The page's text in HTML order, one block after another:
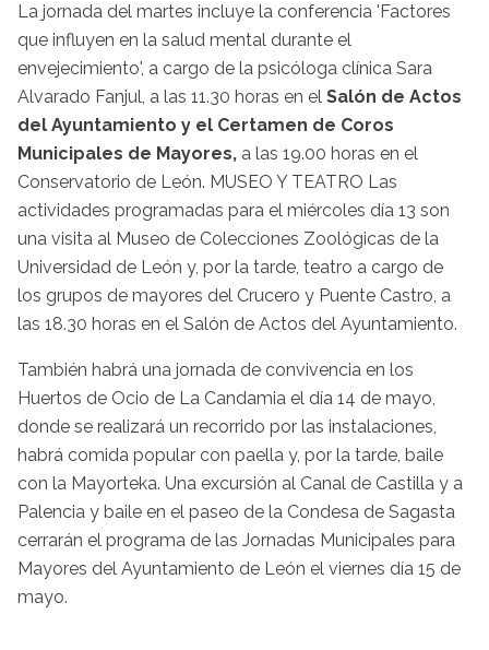
La jornada del martes incluye la conferencia 'Factores
que influyen en la salud mental durante el
envejecimiento', a cargo de la psicóloga clínica Sara
Alvarado Fanjul, a las 11.30 horas en el Salón de Actos
del Ayuntamiento y el Certamen de Coros
Municipales de Mayores, a las 19.00 horas en el
Conservatorio de León. MUSEO Y TEATRO Las
actividades programadas para el miércoles día 13 son
una visita al Museo de Colecciones Zoológicas de la
Universidad de León y, por la tarde, teatro a cargo de
los grupos de mayores del Crucero y Puente Castro, a
las 18.30 horas en el Salón de Actos del Ayuntamiento.
También habrá una jornada de convivencia en los
Huertos de Ocio de La Candamia el día 14 de mayo,
donde se realizará un recorrido por las instalaciones,
habrá comida popular con paella y, por la tarde, baile
con la Mayorteka. Una excursión al Canal de Castilla y a
Palencia y baile en el paseo de la Condesa de Sagasta
cerrarán el programa de las Jornadas Municipales para
Mayores del Ayuntamiento de León el viernes día 15 de
mayo.